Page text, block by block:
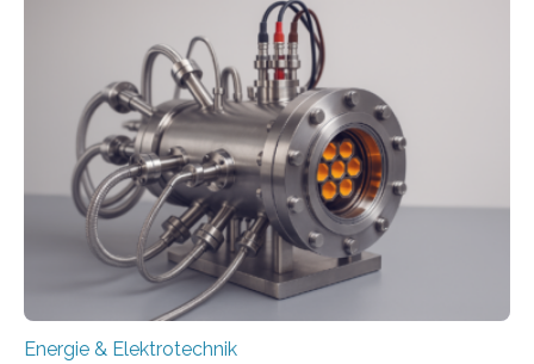
einem „Anschlussstau“. Die Stiftung
Umweltenergierecht hat den Rechtsrahmen in einem
neuen Bericht für die Praxis eingeordnet – inklusive der
Rolle von flexiblen Netzanschlussvereinbarungen. Der
Netzanschluss von Erneuerbare-Energien-Anlagen
(EE-Anlagen) ist entscheidend für die Energiewende.
Denn ohne Anschluss an das Netz kann kein Strom
eingespeist werden. Nach dem Erneuerbare-Energien-
Gesetz (EEG) sind Netzbetreiber…
Energie & Elektrotechnik